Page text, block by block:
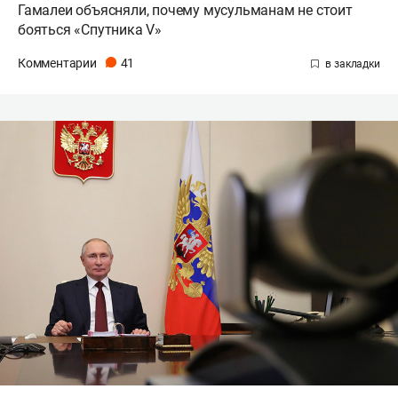
Гамалеи объясняли, почему мусульманам не стоит
бояться «Спутника V»
Комментарии 41